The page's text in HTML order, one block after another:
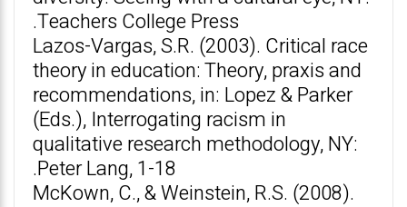
Teachers College Press.
Lazos-Vargas, S.R. (2003). Critical race
theory in education: Theory, praxis and
recommendations, in: Lopez & Parker
(Eds.), Interrogating racism in
qualitative research methodology, NY:
Peter Lang, 1-18.
McKown, C., & Weinstein, R.S. (2008).